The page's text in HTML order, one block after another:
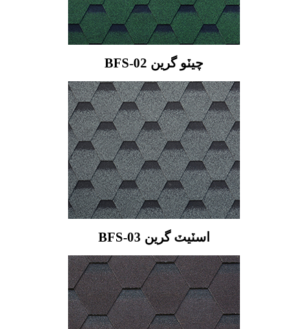
BFS-02 چيٽو گرين
BFS-03 اسٽيٽ گرين